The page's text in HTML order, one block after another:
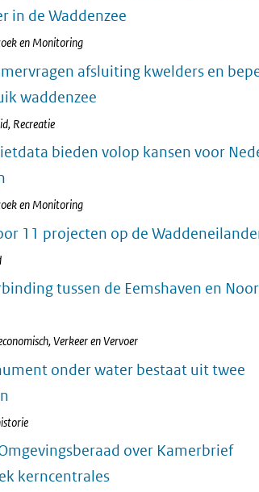
in de Waddenzee
en Monitoring
afsluiting kwelders en
waddenzee
Recreatie
bieden volop kansen voor
en Monitoring
11 projecten op de
tussen de Eemshaven en
Verkeer en Vervoer
onder water bestaat uit twee
over Kamerbrief
kerncentrales